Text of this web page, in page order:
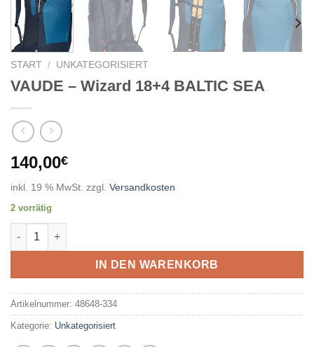
START / UNKATEGORISIERT
VAUDE – Wizard 18+4 BALTIC SEA
140,00€
inkl. 19 % MwSt. zzgl. Versandkosten
2 vorrätig
VAUDE - Wizard 18+4 BALTIC SEA Menge
IN DEN WARENKORB
Artikelnummer: 48648-334
Kategorie: Unkategorisiert